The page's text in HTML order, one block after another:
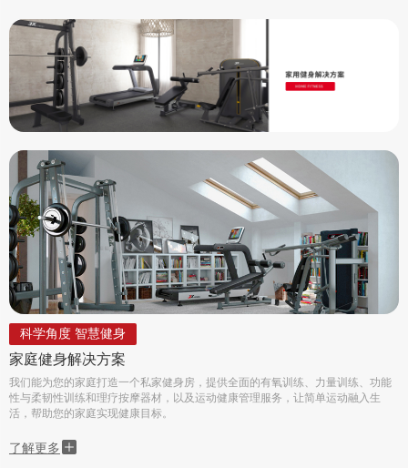
科学角度 智慧健身
家庭健身解决方案
我们能为您的家庭打造一个私家健身房，提供全面的有氧训练、力量训练、功能
性与柔韧性训练和理疗按摩器材，以及运动健康管理服务，让简单运动融入生
活，帮助您的家庭实现健康目标。
了解更多